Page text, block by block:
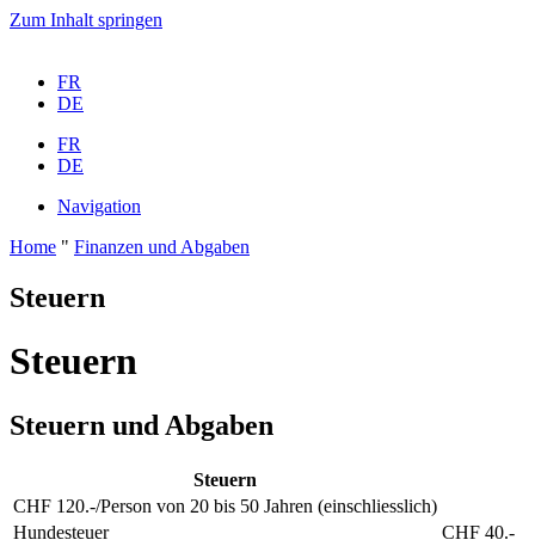
Zum Inhalt springen
FR
DE
FR
DE
Navigation
Home " Finanzen und Abgaben
Steuern
Steuern
Steuern und Abgaben
Steuern
CHF 120.-/Person von 20 bis 50 Jahren (einschliesslich)
Hundesteuer
CHF 40.-